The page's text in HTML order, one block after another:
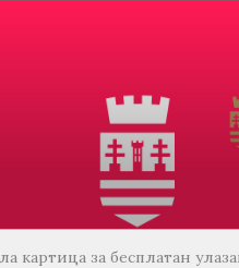
картица за бесплатан